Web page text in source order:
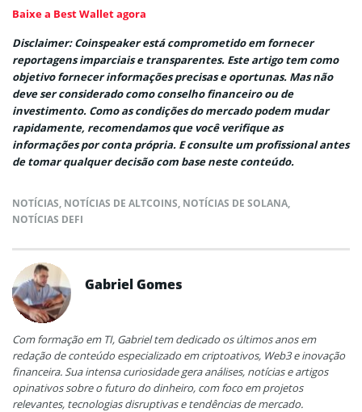
Baixe a Best Wallet agora
Disclaimer: Coinspeaker está comprometido em fornecer
reportagens imparciais e transparentes. Este artigo tem como
objetivo fornecer informações precisas e oportunas. Mas não
deve ser considerado como conselho financeiro ou de
investimento. Como as condições do mercado podem mudar
rapidamente, recomendamos que você verifique as
informações por conta própria. E consulte um profissional antes
de tomar qualquer decisão com base neste conteúdo.
NOTÍCIAS, NOTÍCIAS DE ALTCOINS, NOTÍCIAS DE SOLANA,
NOTÍCIAS DEFI
Gabriel Gomes
Com formação em TI, Gabriel tem dedicado os últimos anos em
redação de conteúdo especializado em criptoativos, Web3 e inovação
financeira. Sua intensa curiosidade gera análises, notícias e artigos
opinativos sobre o futuro do dinheiro, com foco em projetos
relevantes, tecnologias disruptivas e tendências de mercado.